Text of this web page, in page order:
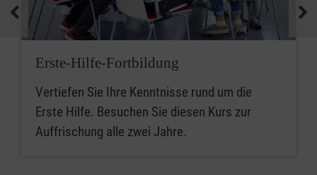
Erste-Hilfe-Fortbildung
Vertiefen Sie Ihre Kenntnisse rund um die
Erste Hilfe. Besuchen Sie diesen Kurs zur
Auffrischung alle zwei Jahre.